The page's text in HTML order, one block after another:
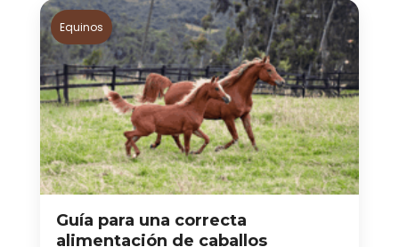
Equinos
Guía para una correcta
alimentación de caballos